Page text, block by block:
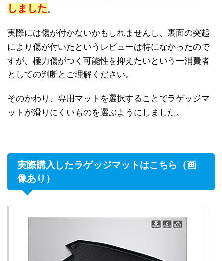
しました。
実際には傷が付かないかもしれませんし、裏面の突起
により傷が付いたというレビューは特になかったので
すが、極力傷がつく可能性を抑えたいという一消費者
としての判断とご理解ください。
そのかわり、専用マットを選択することでラゲッジマ
ットが滑りにくいものを選ぶようにしました。
実際購入したラゲッジマットはこちら（画
像あり）